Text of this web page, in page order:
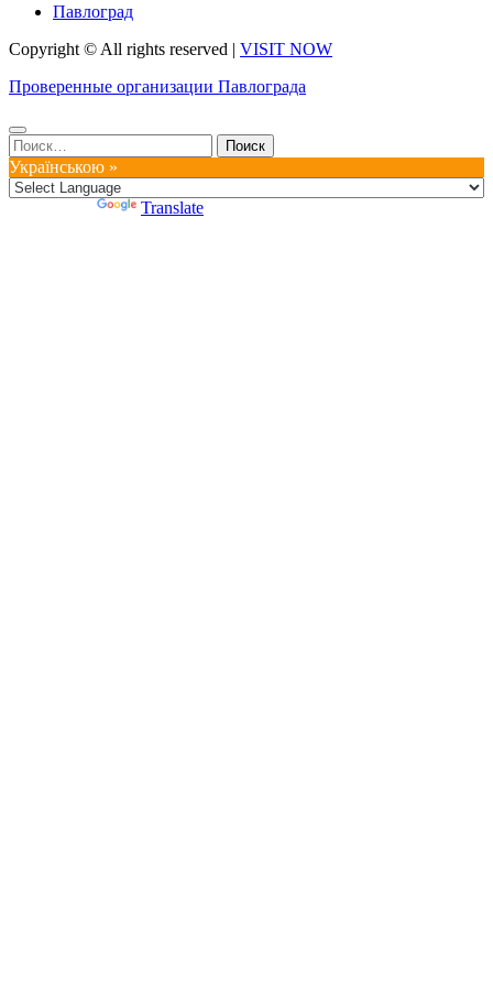
Павлоград
Copyright © All rights reserved | VISIT NOW
Проверенные организации Павлограда
Найти:
Українською »
Translate